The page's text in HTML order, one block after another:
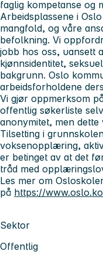
faglig kompetanse og
Arbeidsplassene i
mangfold, og våre
befolkning. Vi
jobb hos oss, uansett
kjønnsidentitet,
bakgrunn. Oslo
arbeidsforholdene
Vi gjør oppmerksom
offentlig søkerliste
anonymitet, men
Tilsetting i
voksenopplæring,
er betinget av at det
tråd med
Les mer om
på https://
Sektor
Offentlig